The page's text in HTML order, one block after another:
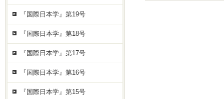
『国際日本学』第19号
『国際日本学』第18号
『国際日本学』第17号
『国際日本学』第16号
『国際日本学』第15号